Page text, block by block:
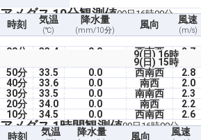
アメダス 10分観測値09日16時00分
時刻 気温
(℃)
降水量
(mm/10分)
風向 風速
(m/s)
9(日) 16時
00分 33.4 0.0 西南西 2.7
9(日) 15時
50分
33.5 0.0 西南西 2.8
40分
33.6 0.0 南西 2.0
30分
33.5 0.0 南南西 2.3
20分
34.0 0.0 南西 2.2
10分
34.5 0.0 西南西 2.6
アメダス 1時間観測値09日16時00分
時刻 気温 降水量 風向 風速